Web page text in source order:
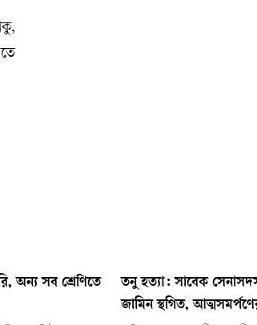
অন্য সব শ্রেণিতে
তনু হত্যা: সাবেক
জামিন স্থগিত,